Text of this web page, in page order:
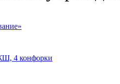
4 конфорки